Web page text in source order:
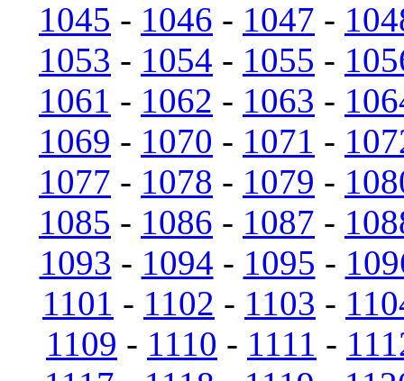
1045 - 1046 - 1047 -
1053 - 1054 - 1055 -
1061 - 1062 - 1063 -
1069 - 1070 - 1071 -
1077 - 1078 - 1079 -
1085 - 1086 - 1087 -
1093 - 1094 - 1095 -
1101 - 1102 - 1103 -
1109 - 1110 - 1111 -